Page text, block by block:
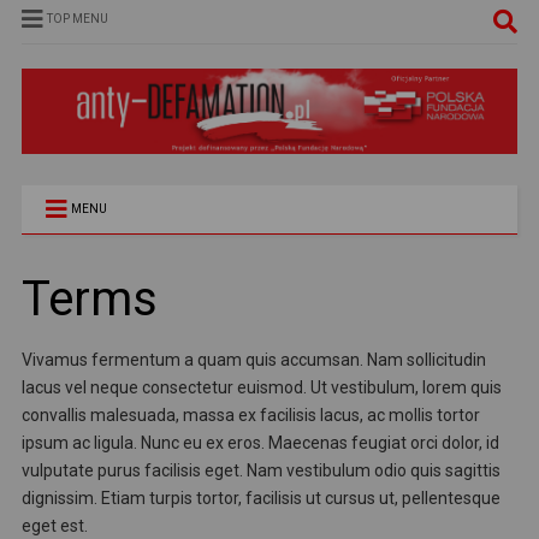
TOP MENU
MENU
Terms
Vivamus fermentum a quam quis accumsan. Nam sollicitudin
lacus vel neque consectetur euismod. Ut vestibulum, lorem quis
convallis malesuada, massa ex facilisis lacus, ac mollis tortor
ipsum ac ligula. Nunc eu ex eros. Maecenas feugiat orci dolor, id
vulputate purus facilisis eget. Nam vestibulum odio quis sagittis
dignissim. Etiam turpis tortor, facilisis ut cursus ut, pellentesque
eget est.